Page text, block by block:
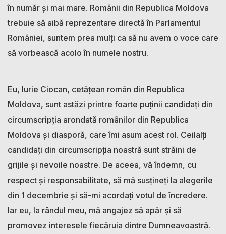
în număr și mai mare. Românii din Republica Moldova
trebuie să aibă reprezentare directă în Parlamentul
României, suntem prea mulți ca să nu avem o voce care
să vorbească acolo în numele nostru.
Eu, Iurie Ciocan, cetățean român din Republica
Moldova, sunt astăzi printre foarte puținii candidați din
circumscripția arondată românilor din Republica
Moldova și diasporă, care îmi asum acest rol. Ceilalți
candidați din circumscripția noastră sunt străini de
grijile și nevoile noastre. De aceea, vă îndemn, cu
respect și responsabilitate, să mă susțineți la alegerile
din 1 decembrie și să-mi acordați votul de încredere.
Iar eu, la rândul meu, mă angajez să apăr și să
promovez interesele fiecăruia dintre Dumneavoastră.